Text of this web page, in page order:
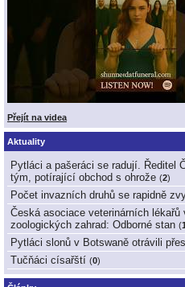
Přejít na videa
Aktuality
Pytláci a pašeráci se radují. Ředitel
tým, potírající obchod s ohrože (2)
Počet invazních druhů se rapidně
Česká asociace veterinárních
zoologických zahrad: Odborné stan (1
Pytláci slonů v Botswaně otrávili
Tučňáci císařští (0)